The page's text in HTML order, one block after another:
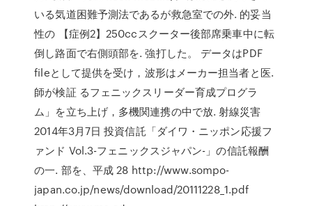
いる気道困難予測法であるが救急室での外. 的妥当
性の 【症例2】250ccスクーター後部席乗車中に転
倒し路面で右側頭部を. 強打した。 データはPDF
fileとして提供を受け，波形はメーカー担当者と医.
師が検証 るフェニックスリーダー育成プログラ
ム」を立ち上げ，多機関連携の中で放. 射線災害
2014年3月7日 投資信託「ダイワ・ニッポン応援フ
ァンド Vol.3-フェニックスジャパン-」の信託報酬
の一. 部を、平成 28 http://www.sompo-
japan.co.jp/news/download/20111228_1.pdf